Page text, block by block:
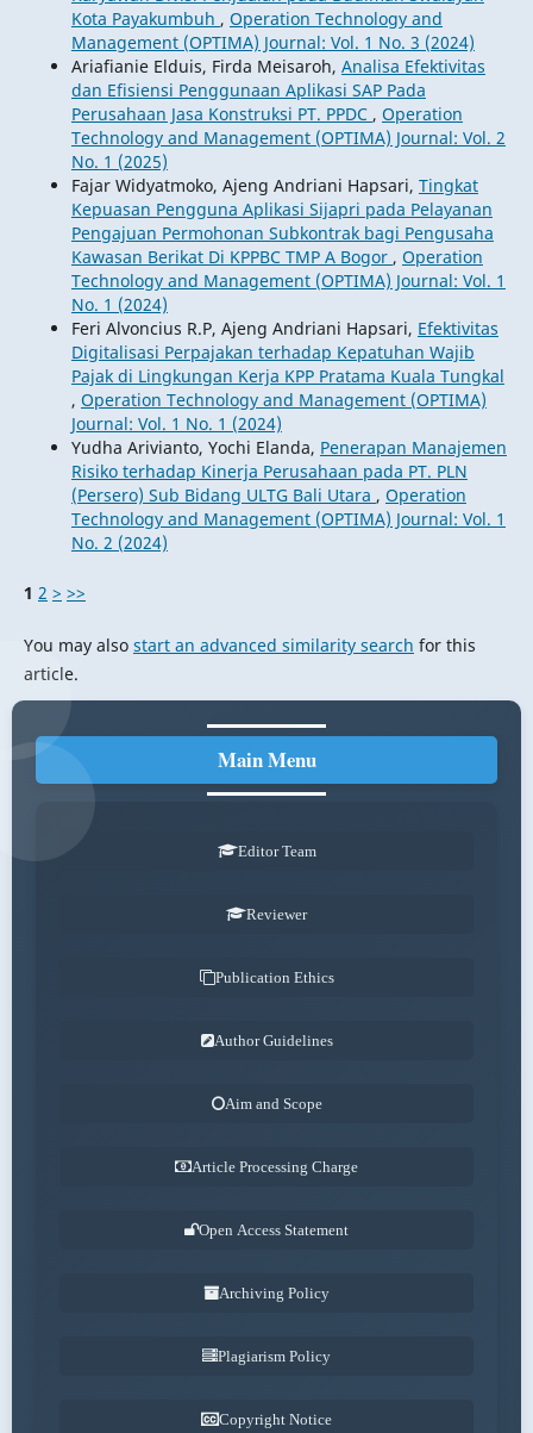
Kota Payakumbuh , Operation Technology and
Management (OPTIMA) Journal: Vol. 1 No. 3 (2024)
Ariafianie Elduis, Firda Meisaroh, Analisa Efektivitas
dan Efisiensi Penggunaan Aplikasi SAP Pada
Perusahaan Jasa Konstruksi PT. PPDC , Operation
Technology and Management (OPTIMA) Journal: Vol. 2
No. 1 (2025)
Fajar Widyatmoko, Ajeng Andriani Hapsari, Tingkat
Kepuasan Pengguna Aplikasi Sijapri pada Pelayanan
Pengajuan Permohonan Subkontrak bagi Pengusaha
Kawasan Berikat Di KPPBC TMP A Bogor , Operation
Technology and Management (OPTIMA) Journal: Vol. 1
No. 1 (2024)
Feri Alvoncius R.P, Ajeng Andriani Hapsari, Efektivitas
Digitalisasi Perpajakan terhadap Kepatuhan Wajib
Pajak di Lingkungan Kerja KPP Pratama Kuala Tungkal
, Operation Technology and Management (OPTIMA)
Journal: Vol. 1 No. 1 (2024)
Yudha Arivianto, Yochi Elanda, Penerapan Manajemen
Risiko terhadap Kinerja Perusahaan pada PT. PLN
(Persero) Sub Bidang ULTG Bali Utara , Operation
Technology and Management (OPTIMA) Journal: Vol. 1
No. 2 (2024)
1 2 > >>
You may also start an advanced similarity search for this
article.
Main Menu
Editor Team
Reviewer
Publication Ethics
Author Guidelines
Aim and Scope
Article Processing Charge
Open Access Statement
Archiving Policy
Plagiarism Policy
Copyright Notice